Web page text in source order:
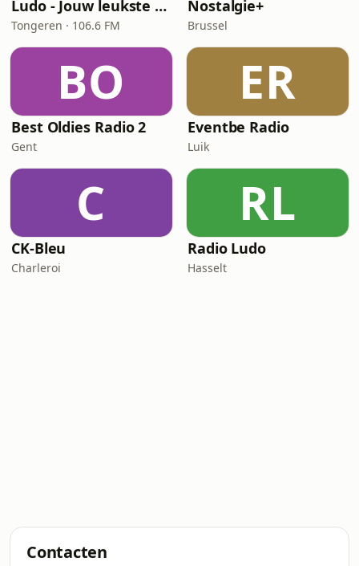
Ludo - Jouw leukste Evergreens
Tongeren · 106.6 FM
Nostalgie+
Brussel
BO
Best Oldies Radio 2
Gent
ER
Eventbe Radio
Luik
C
CK-Bleu
Charleroi
RL
Radio Ludo
Hasselt
Contacten